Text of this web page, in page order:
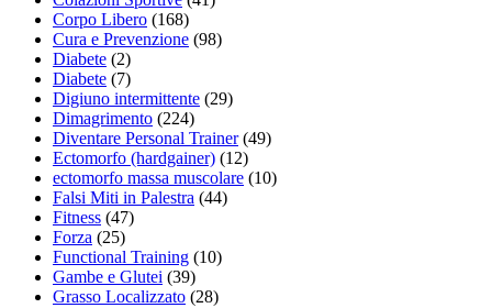
Corpo Libero (168)
Cura e Prevenzione (98)
Diabete (2)
Diabete (7)
Digiuno intermittente (29)
Dimagrimento (224)
Diventare Personal Trainer(49)
Ectomorfo (hardgainer) (12)
ectomorfo massa muscolare (10)
Falsi Miti in Palestra (44)
Fitness (47)
Forza (25)
Functional Training (10)
Gambe e Glutei (39)
Grasso Localizzato (28)